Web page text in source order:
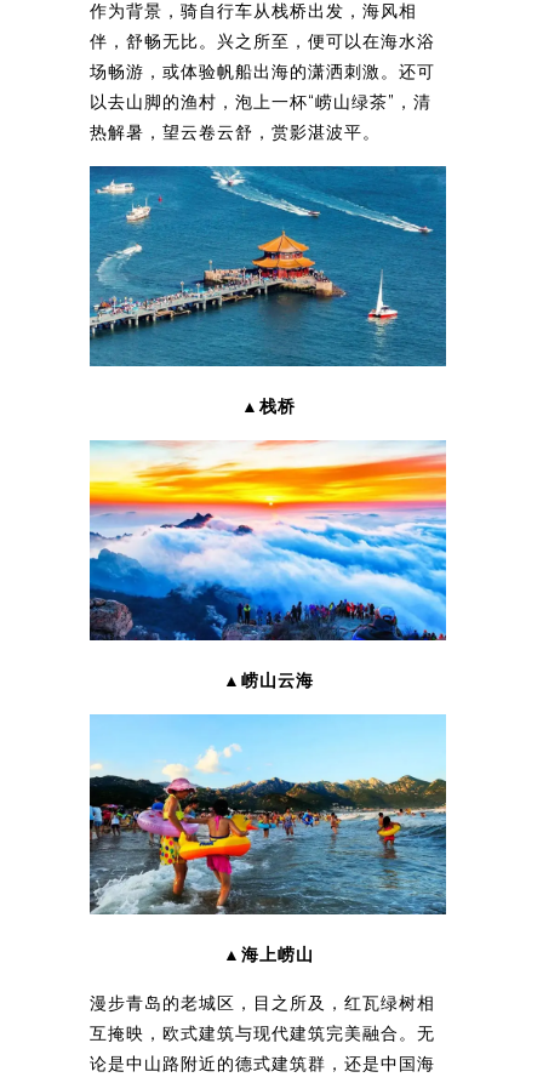
作为背景，骑自行车从栈桥出发，海风相
伴，舒畅无比。兴之所至，便可以在海水浴
场畅游，或体验帆船出海的潇洒刺激。还可
以去山脚的渔村，泡上一杯“崂山绿茶”，清
热解暑，望云卷云舒，赏影湛波平。
▲栈桥
▲崂山云海
▲海上崂山
漫步青岛的老城区，目之所及，红瓦绿树相
互掩映，欧式建筑与现代建筑完美融合。无
论是中山路附近的德式建筑群，还是中国海